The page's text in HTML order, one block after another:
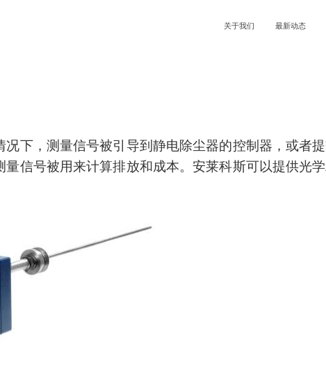
关于我们 最新动态
下，测量信号被引导到静电除尘器的控制器， 或者
量信号被用来计算排放和成本。安莱科斯可以提供光学